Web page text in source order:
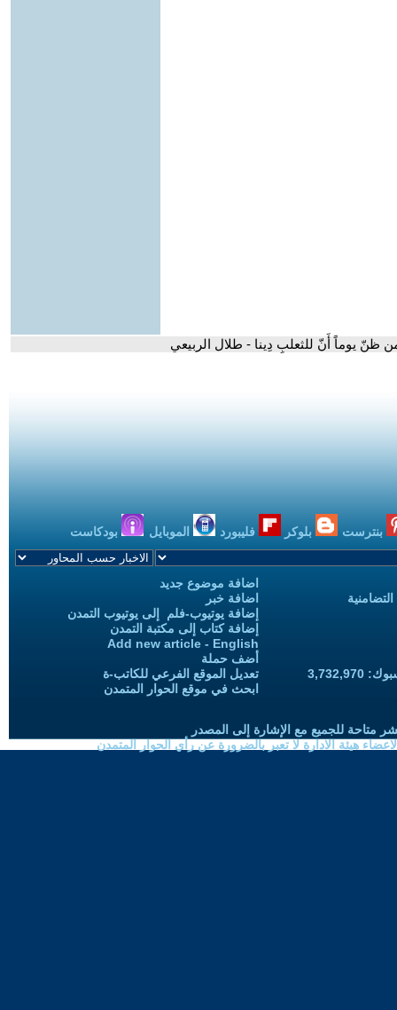
يوماً أَنّ للثعلبِ دِينا - طلال الربيعي
بنترست بلوكر فليبورد الموبايل بودكاست
اضافة موضوع جديد
اضافة خبر
إضافة يوتيوب-فلم إلى يوتيوب التمدن
إضافة كتاب إلى مكتبة التمدن
Add new article - English
أضف حملة
تعديل الموقع الفرعي للكاتب-ة
ابحث في موقع الحوار المتمدن
متاحة للجميع مع الإشارة إلى المصدر
هيئة الادارة لا تعبر بالضرورة عن رأي الحوار المتمدن